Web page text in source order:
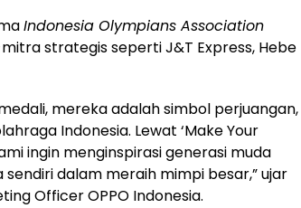
Indonesia Olympians Association
strategis seperti J&T Express, Hebe
mereka adalah simbol perjuangan,
Indonesia. Lewat ‘Make Your
ingin menginspirasi generasi muda
dalam meraih mimpi besar,” ujar
Officer OPPO Indonesia.